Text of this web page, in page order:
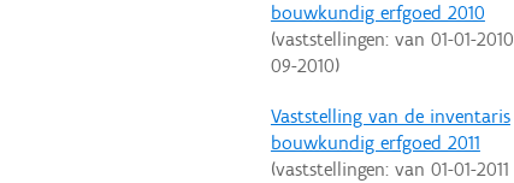
bouwkundig erfgoed 2010
(vaststellingen: van 01-01-2010
09-2010)
Vaststelling van de inventaris
bouwkundig erfgoed 2011
(vaststellingen: van 01-01-2011